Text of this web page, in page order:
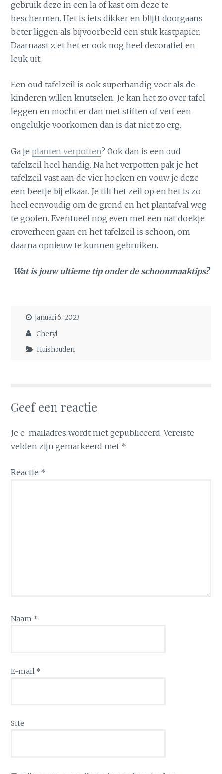
gebruik deze in een la of kast om deze te
beschermen. Het is iets dikker en blijft doorgaans
beter liggen als bijvoorbeeld een stuk kastpapier.
Daarnaast ziet het er ook nog heel decoratief en
leuk uit.
Een oud tafelzeil is ook superhandig voor als de
kinderen willen knutselen. Je kan het zo over tafel
leggen en mocht er dan met stiften of verf een
ongelukje voorkomen dan is dat niet zo erg.
Ga jeplanten verpotten? Ook dan is een oud
tafelzeil heel handig. Na het verpotten pak je het
tafelzeil vast aan de vier hoeken en vouw je deze
een beetje bij elkaar. Je tilt het zeil op en het is zo
heel eenvoudig om de grond en het plantafval weg
te gooien. Eventueel nog even met een nat doekje
eroverheen gaan en het tafelzeil is schoon, om
daarna opnieuw te kunnen gebruiken.
Wat is jouw ultieme tip onder de schoonmaaktips?
januari 6, 2023
Cheryl
Huishouden
Geef een reactie
Je e-mailadres wordt niet gepubliceerd. Vereiste
velden zijn gemarkeerd met *
Reactie *
Naam *
E-mail *
Site